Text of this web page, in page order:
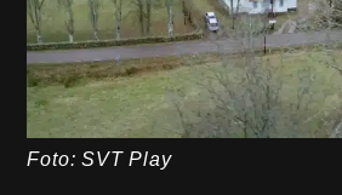
Foto: SVT Play